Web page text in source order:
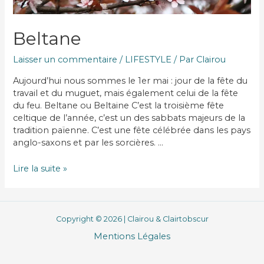
Beltane
Laisser un commentaire / LIFESTYLE / Par Clairou
Aujourd’hui nous sommes le 1er mai : jour de la fête du
travail et du muguet, mais également celui de la fête
du feu. Beltane ou Beltaine C’est la troisième fête
celtique de l’année, c’est un des sabbats majeurs de la
tradition païenne. C’est une fête célébrée dans les pays
anglo-saxons et par les sorcières. …
Beltane
Lire la suite »
Copyright © 2026 | Clairou & Clairtobscur
Mentions Légales